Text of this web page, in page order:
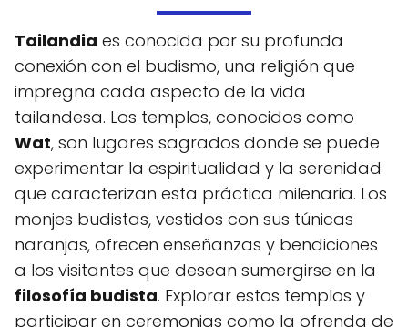
Tailandia es conocida por su profunda
conexión con el budismo, una religión que
impregna cada aspecto de la vida
tailandesa. Los templos, conocidos como
Wat, son lugares sagrados donde se puede
experimentar la espiritualidad y la serenidad
que caracterizan esta práctica milenaria. Los
monjes budistas, vestidos con sus túnicas
naranjas, ofrecen enseñanzas y bendiciones
a los visitantes que desean sumergirse en la
filosofía budista. Explorar estos templos y
participar en ceremonias como la ofrenda de